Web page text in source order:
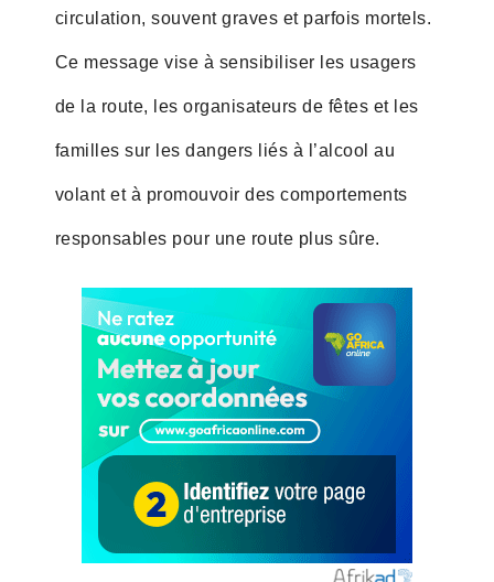
circulation, souvent graves et parfois mortels.
Ce message vise à sensibiliser les usagers
de la route, les organisateurs de fêtes et les
familles sur les dangers liés à l’alcool au
volant et à promouvoir des comportements
responsables pour une route plus sûre.